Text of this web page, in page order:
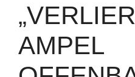
AMPEL